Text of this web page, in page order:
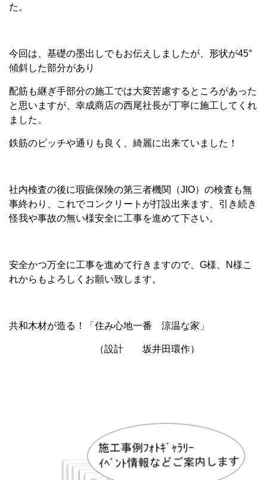
た。
今回は、基礎の墨出しでもお伝えしましたが、形状が45°
傾斜した部分があり
配筋も継ぎ手部分の施工では大変苦慮するところがあった
と思いますが、幸成商店の西尾社長が丁寧に施工してくれ
ました。
鉄筋のピッチや通りも良く、綺麗に出来ていました！
社内検査の後に瑕疵保険の第三者機関（JIO）の検査も無
事終わり、これでコンクリートが打設出来ます、引き続き
怪我や事故の無い様安全に工事を進めて下さい。
安全かつ万全に工事を進めて行きますので、G様、N様こ
れからもよろしくお願い致します。
共和木材が造る！「住み心地一番 涼温な家」
（設計 坂井田環作）